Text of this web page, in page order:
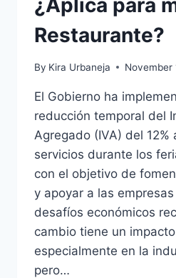
¿Aplica para
Restaurante?
By Kira Urbaneja November
El Gobierno ha
reducción temporal del
Agregado (IVA) del 12%
servicios durante los
con el objetivo de
y apoyar a las
desafíos económicos
cambio tiene un
especialmente en la
pero…